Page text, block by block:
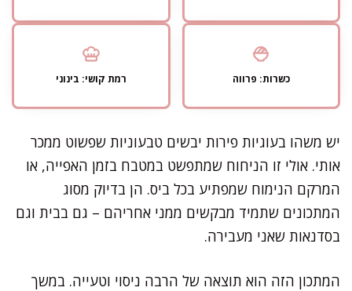
כשרות: פרווה רמת קושי: בינוני
יש משהו בעוגיות פירות יבשים טבעוניות שפשוט ממכר
אותי. אולי זו הניחוח שמתפשט במטבח בזמן האפייה, או
המרקם הנימוח שמפתיע בכל ביס. הן בדיוק מסוג
המתכונים שתמיד מבקשים ממני אחריהם – גם בבית וגם
בסדנאות שאני מעבירה.
המתכון הזה הוא תוצאה של הרבה ניסוי וטעייה. במשך